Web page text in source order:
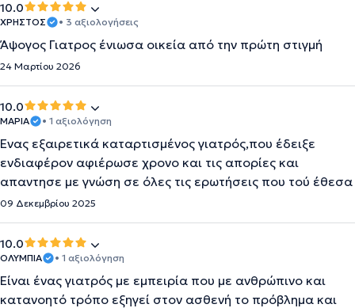
10.0
ΧΡΗΣΤΟΣ • 3 αξιολογήσεις
Άψογος Γιατρος ένιωσα οικεία από την πρώτη στιγμή
24 Μαρτίου 2026
10.0
ΜΑΡΙΑ • 1 αξιολόγηση
Ένας εξαιρετικά καταρτισμένος γιατρός,που έδειξε
ενδιαφέρον αφιέρωσε χρονο και τις απορίες και
απαντησε με γνώση σε όλες τις ερωτήσεις που τού έθεσα
09 Δεκεμβρίου 2025
10.0
ΟΛΥΜΠΙΑ • 1 αξιολόγηση
Είναι ένας γιατρός με εμπειρία που με ανθρώπινο και
κατανοητό τρόπο εξηγεί στον ασθενή το πρόβλημα και